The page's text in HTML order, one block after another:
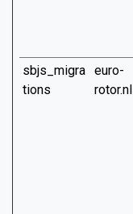
sbjs_migra
tions
euro-
rotor.nl